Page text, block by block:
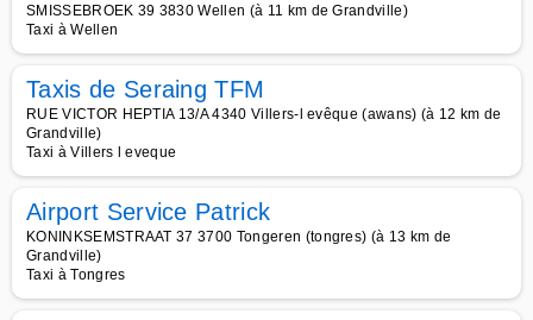
SMISSEBROEK 39 3830 Wellen (à 11 km de Grandville)
Taxi à Wellen
Taxis de Seraing TFM
RUE VICTOR HEPTIA 13/A 4340 Villers-l evêque (awans) (à 12 km de
Grandville)
Taxi à Villers l eveque
Airport Service Patrick
KONINKSEMSTRAAT 37 3700 Tongeren (tongres) (à 13 km de
Grandville)
Taxi à Tongres